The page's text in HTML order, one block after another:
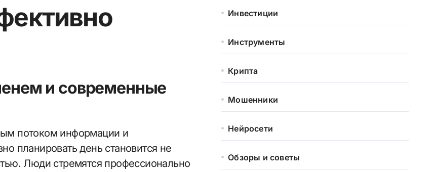
и современные
планировать день становится не
Люди стремятся профессионально
Инвестиции
Инструменты
Крипта
Мошенники
Нейросети
Обзоры и советы